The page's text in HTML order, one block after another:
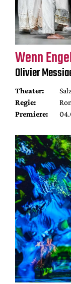
Wenn
Olivier
Theater:
Regie:
Premiere: